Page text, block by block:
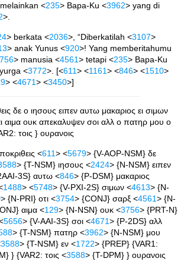
<235> Bapa-Ku <3962> yang di
>.
> berkata <2036>, “Diberkatilah <3107>
> anak Yunus <920>! Yang memberitahumu
> manusia <4561> tetapi <235> Bapa-Ku
<3772>. [<611> <1161> <846> <1510>
> <4671> <3450>]
δε ο ιησους ειπεν αυτω μακαριος ει σιμων
αιμα ουκ απεκαλυψεν σοι αλλ ο πατηρ μου ο
τοις } ουρανοις
<611> <5679> {V-AOP-NSM} δε
> {T-NSM} ιησους <2424> {N-NSM} ειπεν
3S} αυτω <846> {P-DSM} μακαριος
1488> <5748> {V-PXI-2S} σιμων <4613> {N-
> {N-PRI} οτι <3754> {CONJ} σαρξ <4561> {N-
αιμα <129> {N-NSN} ουκ <3756> {PRT-N}
5656> {V-AAI-3S} σοι <4671> {P-2DS} αλλ
> {T-NSM} πατηρ <3962> {N-NSM} μου
3588> {T-NSM} εν <1722> {PREP} {VAR1:
} {VAR2: τοις <3588> {T-DPM} } ουρανοις